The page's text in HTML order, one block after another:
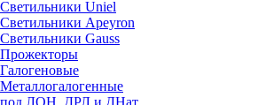
Светильники Uniel
Светильники Apeyron
Светильники Gauss
Прожекторы
Галогеновые
Металлогалогенные
под ЛОН, ДРЛ и ДНат